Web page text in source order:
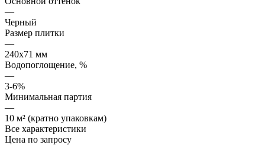
—
Черный
Размер плитки
—
240x71 мм
Водопоглощение, %
—
3-6%
Минимальная партия
—
10 м² (кратно упаковкам)
Все характеристики
Цена по запросу